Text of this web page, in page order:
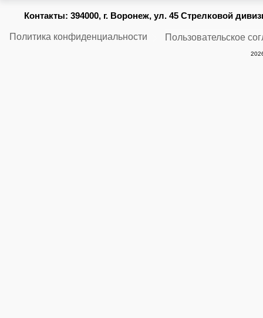
Контакты: 394000, г. Воронеж, ул. 45 Стрелковой
Политика конфиденциальности Пользовательское